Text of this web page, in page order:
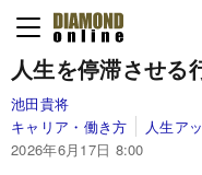
人生を停滞させる
池田貴将
キャリア・働き方
人生ア
2026年6月17日 8:00